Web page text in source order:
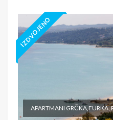
IZDVOJENO
APARTMANI GRČKA,FURKA,